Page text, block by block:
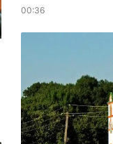
00:36